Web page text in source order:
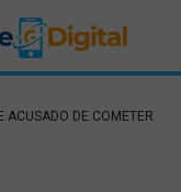
ACUSADO DE COMETER